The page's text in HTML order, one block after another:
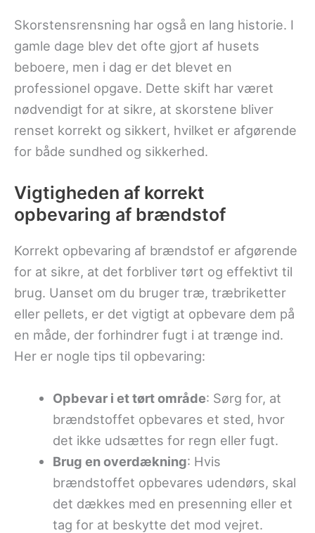
Skorstensrensning har også en lang historie. I
gamle dage blev det ofte gjort af husets
beboere, men i dag er det blevet en
professionel opgave. Dette skift har været
nødvendigt for at sikre, at skorstene bliver
renset korrekt og sikkert, hvilket er afgørende
for både sundhed og sikkerhed.
Vigtigheden af korrekt
opbevaring af brændstof
Korrekt opbevaring af brændstof er afgørende
for at sikre, at det forbliver tørt og effektivt til
brug. Uanset om du bruger træ, træbriketter
eller pellets, er det vigtigt at opbevare dem på
en måde, der forhindrer fugt i at trænge ind.
Her er nogle tips til opbevaring:
Opbevar i et tørt område: Sørg for, at
brændstoffet opbevares et sted, hvor
det ikke udsættes for regn eller fugt.
Brug en overdækning: Hvis
brændstoffet opbevares udendørs, skal
det dækkes med en presenning eller et
tag for at beskytte det mod vejret.